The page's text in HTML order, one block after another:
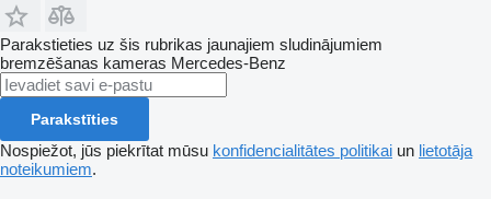
Parakstieties uz šis rubrikas jaunajiem sludinājumiem
bremzēšanas kameras Mercedes-Benz
Parakstīties
Nospiežot, jūs piekrītat mūsu konfidencialitātes politikai un lietotāja
noteikumiem.